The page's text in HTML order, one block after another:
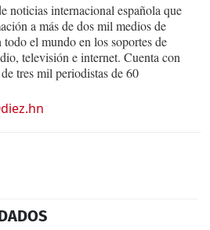
noticias internacional española que
a más de dos mil medios de
el mundo en los soportes de
televisión e internet. Cuenta con
tres mil periodistas de 60